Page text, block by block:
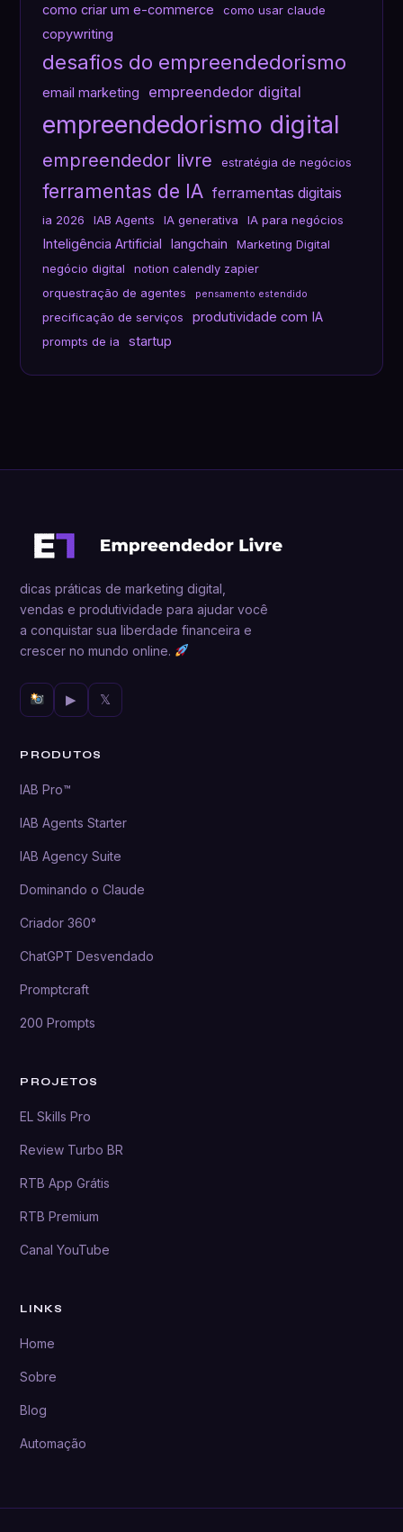
como criar um e-commerce como usar claude
copywriting
desafios do empreendedorismo
email marketing empreendedor digital
empreendedorismo digital
empreendedor livre estratégia de negócios
ferramentas de IA ferramentas digitais
ia 2026 IAB Agents IA generativa IA para negócios
Inteligência Artificial langchain
Marketing Digital
negócio digital
notion calendly zapier
orquestração de agentes
pensamento estendido
precificação de serviços produtividade com IA
prompts de ia startup
dicas práticas de marketing digital,
vendas e produtividade para ajudar você
a conquistar sua liberdade financeira e
crescer no mundo online.
▶ 𝕏
PRODUTOS
IAB Pro™
IAB Agents Starter
IAB Agency Suite
Dominando o Claude
Criador 360°
ChatGPT Desvendado
Promptcraft
200 Prompts
PROJETOS
EL Skills Pro
Review Turbo BR
RTB App Grátis
RTB Premium
Canal YouTube
LINKS
Home
Sobre
Blog
Automação